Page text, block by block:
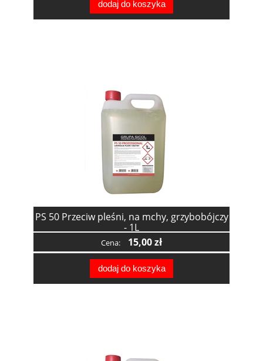
dodaj do koszyka
PS 50 Przeciw pleśni, na mchy, grzybobójczy
- 1L
Cena: 15,00 zł
dodaj do koszyka